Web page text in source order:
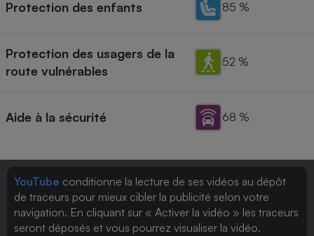
Protection des enfants 85 %
Protection des usagers de la
route vulnérables
52 %
Aide à la sécurité 68 %
YouTube conditionne la lecture de ses vidéos au dépôt
de traceurs pour mieux cibler la publicité selon votre
navigation. En cliquant sur « Activer la vidéo » les traceurs
seront déposés et vous pourrez visualiser la vidéo.